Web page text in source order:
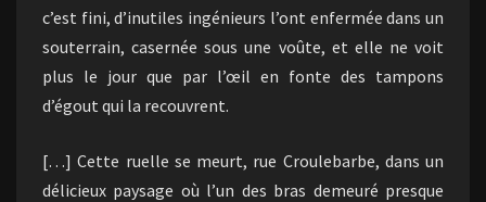
c’est fini, d’inutiles ingénieurs l’ont enfermée dans un
souterrain, casernée sous une voûte, et elle ne voit
plus le jour que par l’œil en fonte des tampons
d’égout qui la recouvrent.
[…] Cette ruelle se meurt, rue Croulebarbe, dans un
délicieux paysage où l’un des bras demeuré presque